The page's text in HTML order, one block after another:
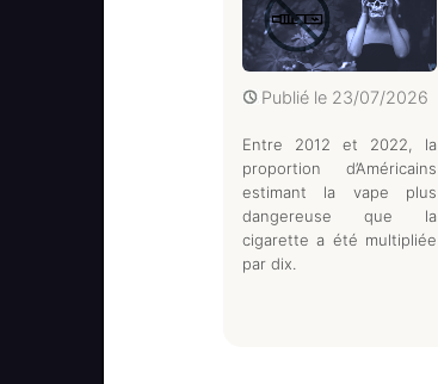
Publié le 23/07/2026
Entre 2012 et 2022, la
proportion d’Américains
estimant la vape plus
dangereuse que la
cigarette a été multipliée
par dix.